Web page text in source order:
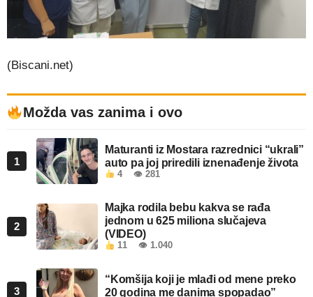
(Biscani.net)
Možda vas zanima i ovo
1
Maturanti iz Mostara razrednici “ukrali”
auto pa joj priredili iznenađenje života
4 👁 281
2
Majka rodila bebu kakva se rađa
jednom u 625 miliona slučajeva
(VIDEO)
11 👁 1.040
3
“Komšija koji je mlađi od mene preko
20 godina me danima spopadao”